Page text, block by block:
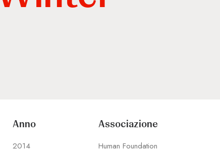
Anno
2014
Associazione
Human Foundation